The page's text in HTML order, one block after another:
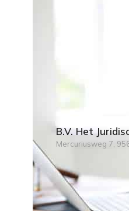
B.V. Het
Mercuriusweg 7,